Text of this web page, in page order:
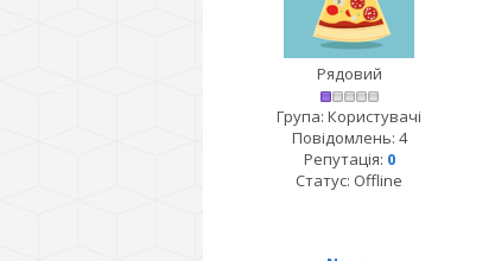
Рядовий
Група: Користувачі
Повідомлень: 4
Репутація: 0
Статус: Offline